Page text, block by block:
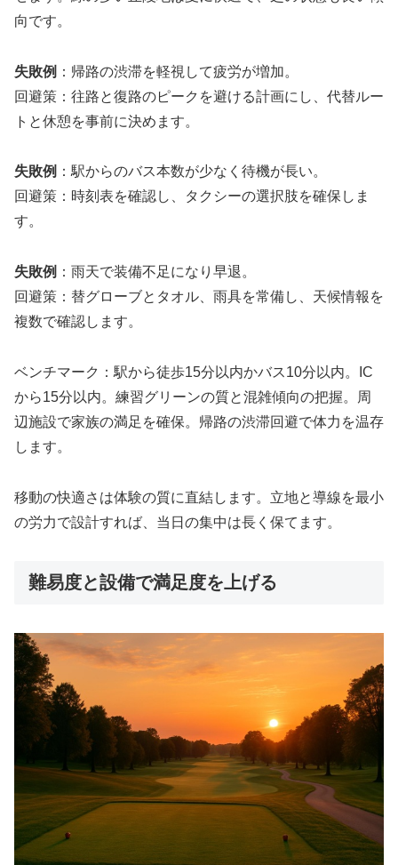
向です。
失敗例 ：帰路の渋滞を軽視して疲労が増加。
回避策：往路と復路のピークを避ける計画にし、代替ルー
トと休憩を事前に決めます。
失敗例 ：駅からのバス本数が少なく待機が長い。
回避策：時刻表を確認し、タクシーの選択肢を確保しま
す。
失敗例 ：雨天で装備不足になり早退。
回避策：替グローブとタオル、雨具を常備し、天候情報を
複数で確認します。
ベンチマーク：駅から徒歩15分以内かバス10分以内。IC
から15分以内。練習グリーンの質と混雑傾向の把握。周
辺施設で家族の満足を確保。帰路の渋滞回避で体力を温存
します。
移動の快適さは体験の質に直結します。立地と導線を最小
の労力で設計すれば、当日の集中は長く保てます。
難易度と設備で満足度を上げる